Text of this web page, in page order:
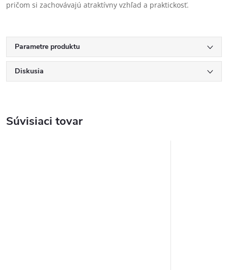
pričom si zachovávajú atraktívny vzhľad a praktickosť.
Parametre produktu
Diskusia
Súvisiaci tovar